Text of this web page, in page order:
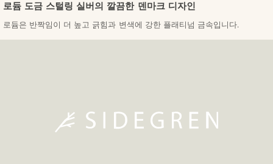
로듐 도금 스털링 실버의 깔끔한 덴마크 디자인
로듐은 반짝임이 더 높고 긁힘과 변색에 강한 플래티넘 금속입니다.